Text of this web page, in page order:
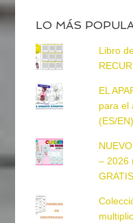
LO MÁS
Libro
EL
para el
(ES/EN)
– 2026